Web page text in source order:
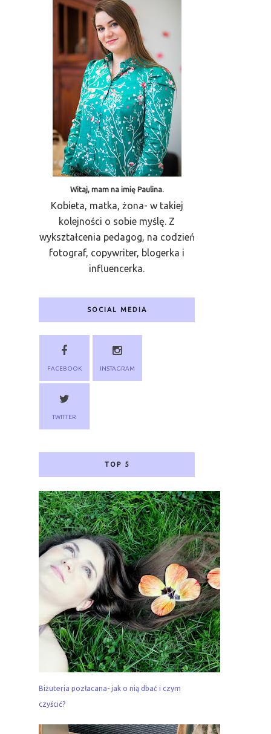
Witaj, mam na imię Paulina.
Kobieta, matka, żona- w takiej
kolejności o sobie myślę. Z
wykształcenia pedagog, na codzień
fotograf, copywriter, blogerka i
influencerka.
SOCIAL MEDIA
FACEBOOK INSTAGRAM
TWITTER
TOP 5
Biżuteria pozłacana- jak o nią dbać i czym
czyścić?